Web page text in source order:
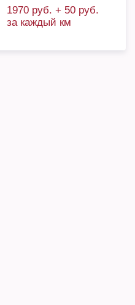
1970 руб. + 50 руб.
за каждый км